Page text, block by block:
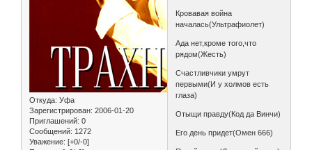
Откуда: Уфа
Зарегистрирован: 2006-01-20
Приглашений: 0
Сообщений: 1272
Уважение: [+0/-0]
Кровавая война
началась(Ультрафиолет)
Ада нет,кроме того,что
рядом(Жесть)
Счастливчики умрут
первыми(И у холмов есть
глаза)
Отыщи правду(Код да Винчи)
Его день придет(Омен 666)